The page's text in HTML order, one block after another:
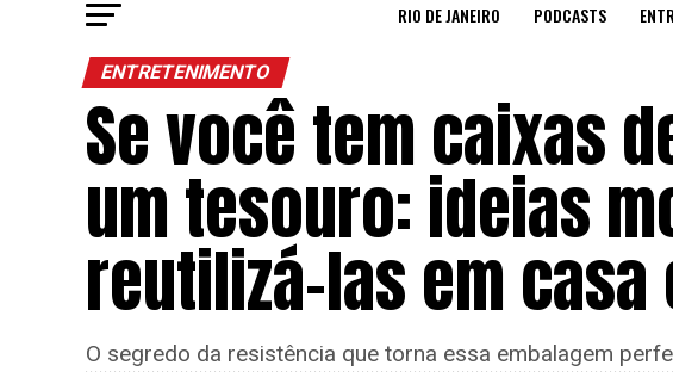
RIO DE JANEIRO PODCASTS
ENTRETENIMENTO
Se você tem caixas
um tesouro: ideias
reutilizá-las em
O segredo da resistência que torna essa embalagem